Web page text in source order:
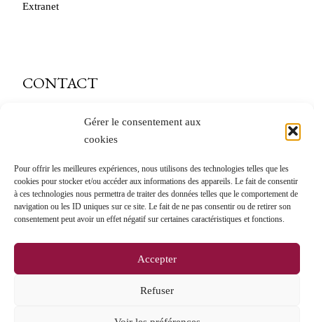
Gérer le consentement aux
cookies
Pour offrir les meilleures expériences, nous utilisons des technologies telles que les
cookies pour stocker et/ou accéder aux informations des appareils. Le fait de consentir
à ces technologies nous permettra de traiter des données telles que le comportement de
navigation ou les ID uniques sur ce site. Le fait de ne pas consentir ou de retirer son
consentement peut avoir un effet négatif sur certaines caractéristiques et fonctions.
Accepter
Refuser
Extranet
CONTACT
caveau@andre-delorme.com
Tél. 03 85 87 64 14
André Delorme
11 Rue des Bordes
71150 Rully